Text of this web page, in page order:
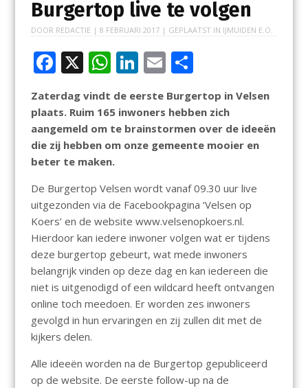
Burgertop live te volgen
DOOR REDACTIE | 8 FEBRUARI 2017| GEPLAATST IN IJMUIDEN E.O.
F
ac
e
b
o
o
k
X W
h
at
s
A
p
p
Li
k
e
dI
E
ai
l
D
e
n
Zaterdag vindt de eerste Burgertop in Velsen
plaats. Ruim 165 inwoners hebben zich
aangemeld om te brainstormen over de ideeën
die zij hebben om onze gemeente mooier en
beter te maken.
De Burgertop Velsen wordt vanaf 09.30 uur live
uitgezonden via de Facebookpagina ‘Velsen op
Koers’ en de website www.velsenopkoers.nl.
Hierdoor kan iedere inwoner volgen wat er tijdens
deze burgertop gebeurt, wat mede inwoners
belangrijk vinden op deze dag en kan iedereen die
niet is uitgenodigd of een wildcard heeft ontvangen
online toch meedoen. Er worden zes inwoners
gevolgd in hun ervaringen en zij zullen dit met de
kijkers delen.
Alle ideeën worden na de Burgertop gepubliceerd
op de website. De eerste follow-up na de